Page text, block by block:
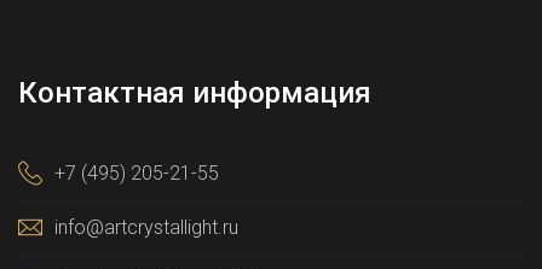
Контактная информация
+7 (495) 205-21-55
info@artcrystallight.ru